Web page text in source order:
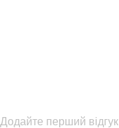
Додайте перший відгук